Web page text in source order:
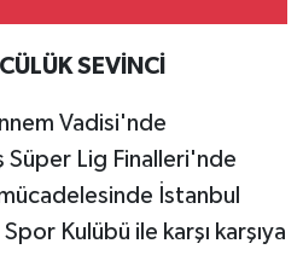
SEVİNCİ
Vadisi'nde
Lig Finalleri'nde
İstanbul
Kulübü ile karşı karşıya